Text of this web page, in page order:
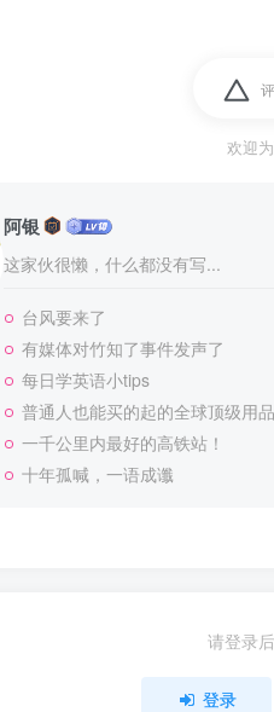
欢迎
阿银
这家伙很懒，什么都没有写...
台风要来了
有媒体对竹知了事件发声了
每日学英语小tips
普通人也能买的起的全球顶级用
一千公里内最好的高铁站！
十年孤喊，一语成谶
请登录
登录